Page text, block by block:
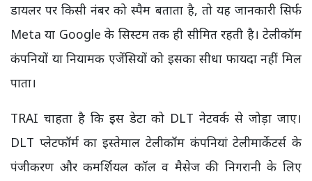
डायलर पर किसी नंबर को स्पैम बताता है, तो यह जानकारी सिर्फ
Meta या Google के सिस्टम तक ही सीमित रहती है। टेलीकॉम
कंपनियों या नियामक एजेंसियों को इसका सीधा फायदा नहीं मिल
पाता।
TRAI चाहता है कि इस डेटा को DLT नेटवर्क से जोड़ा जाए।
DLT प्लेटफॉर्म का इस्तेमाल टेलीकॉम कंपनियां टेलीमार्केटर्स के
पंजीकरण और कमर्शियल कॉल व मैसेज की निगरानी के लिए